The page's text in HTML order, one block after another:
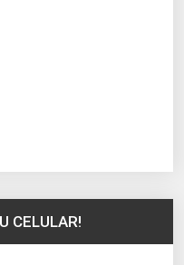
CELULAR!